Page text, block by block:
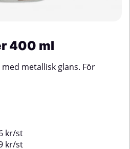
400 ml
metallisk glans. För
kr/st
kr/st